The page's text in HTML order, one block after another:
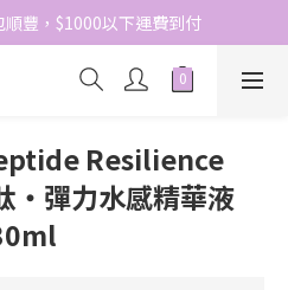
優惠價於結帳時自動扣減
豐，$1000以下運費到付
優惠價於結帳時自動扣減
Resilience
‧彈力水感精華液